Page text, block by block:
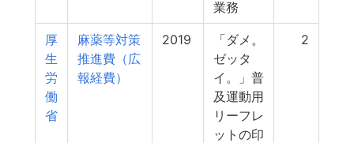
業務
厚
生
労
働
省
麻薬等対策
推進費（広
報経費）
2019
「ダメ。
ゼッタ
イ。」普
及運動用
リーフレ
ットの印
2